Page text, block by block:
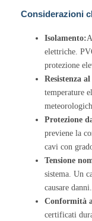
Considerazioni
Isolamento:
elettriche.
protezione
Resistenza
temperature
Protezione
previene la
cavi con
Tensione
sistema. Un
causare danni.
Conformità
certificati